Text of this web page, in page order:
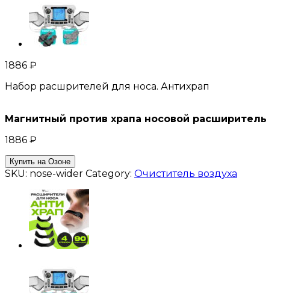
1886 ₽
Набор расшрителей для носа. Антихрап
Магнитный против храпа носовой расширитель
1886 ₽
Купить на Озоне
SKU: nose-wider Category: Очиститель воздуха